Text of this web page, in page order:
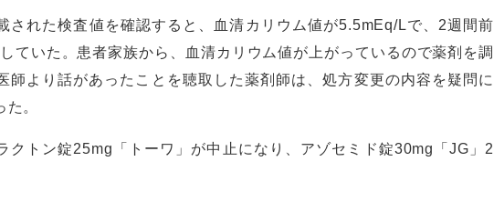
された検査値を確認すると、血清カリウム値が5.5mEq/Lで、2週間前
ていた。患者家族から、血清カリウム値が上がっているので薬剤を調
師より話があったことを聴取した薬剤師は、処方変更の内容を疑問に
。
クトン錠25mg「トーワ」が中止になり、アゾセミド錠30mg「JG」2